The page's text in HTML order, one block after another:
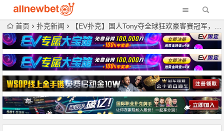
首页 扑克新闻 【EV扑克】国人Tony夺全球狂欢豪客赛冠军，Jason Koon斩获第七座冠军泪洒Triton